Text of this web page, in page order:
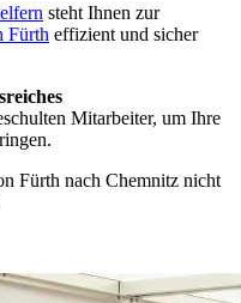
steht Ihnen zur
Fürth effizient und sicher
Mitarbeiter, um Ihre
Fürth nach Chemnitz nicht